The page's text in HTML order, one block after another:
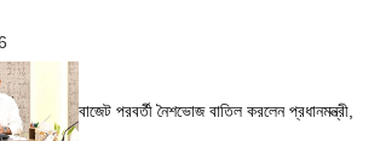
বাজেট পরবর্তী নৈশভোজ বাতিল করলেন প্রধানমন্ত্রী,